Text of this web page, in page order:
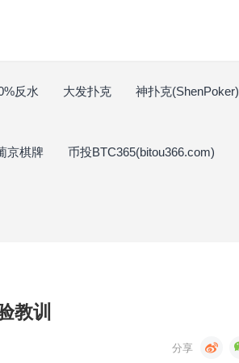
反水 大发扑克 神扑克(ShenPoker)
京棋牌 币投BTC365(bitou366.com)
教训